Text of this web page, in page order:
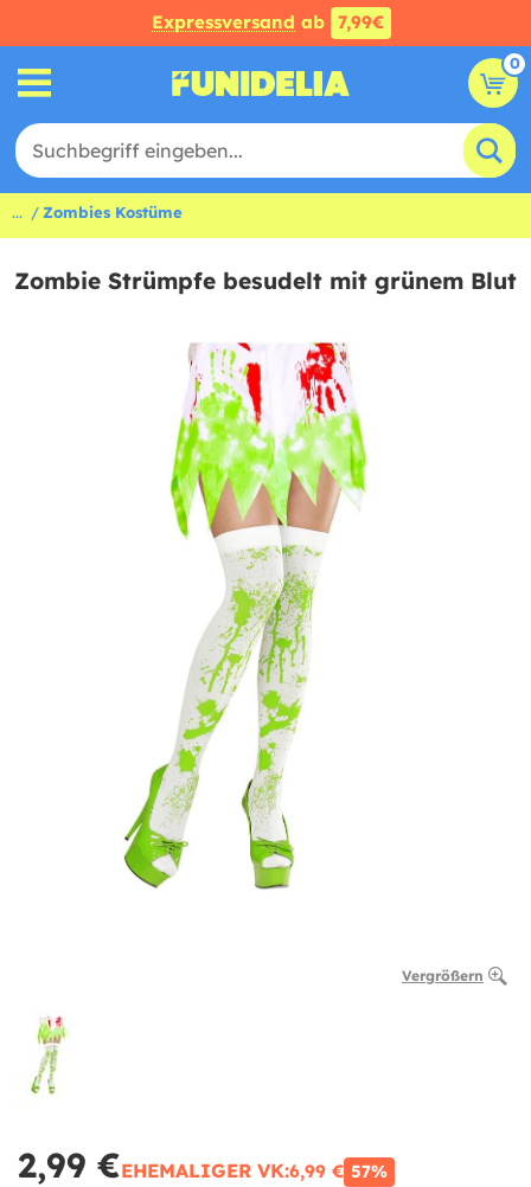
Expressversand ab 7,99€
0
... Zombies Kostüme
Zombie Strümpfe besudelt mit grünem Blut
Vergrößern
2,99 €EHEMALIGER VK:6,99 € 57%